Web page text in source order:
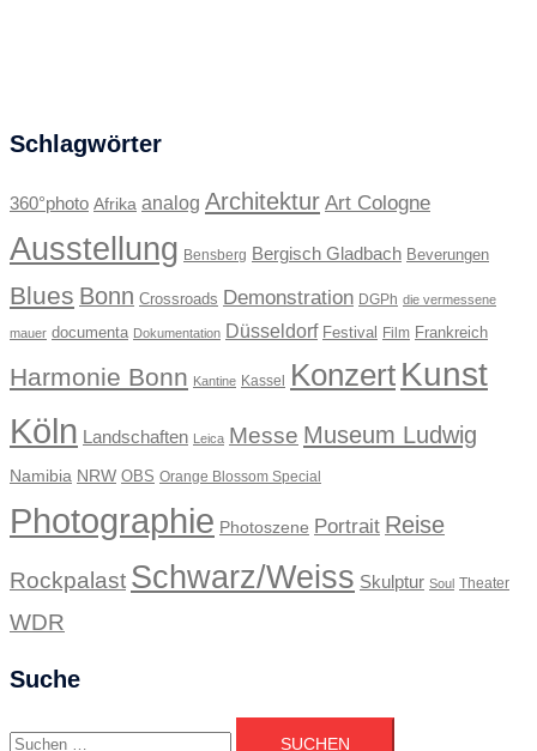
Schlagwörter
360°photo Afrika analog Architektur Art Cologne
Ausstellung Bensberg Bergisch Gladbach Beverungen
Blues Bonn Crossroads Demonstration DGPh die vermessene
mauer documenta Dokumentation Düsseldorf Festival Film Frankreich
Harmonie Bonn Kantine Kassel Konzert Kunst
Köln Landschaften Leica Messe Museum Ludwig
Namibia NRW OBS Orange Blossom Special
Photographie Photoszene Portrait Reise
Rockpalast Schwarz/Weiss Skulptur Soul Theater
WDR
Suche
Suchen